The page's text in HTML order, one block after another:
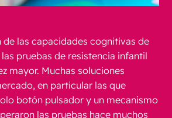
de las capacidades cognitivas de
pruebas de resistencia infantil
mayor. Muchas soluciones
en particular las que
botón pulsador y un mecanismo
las pruebas hace muchos